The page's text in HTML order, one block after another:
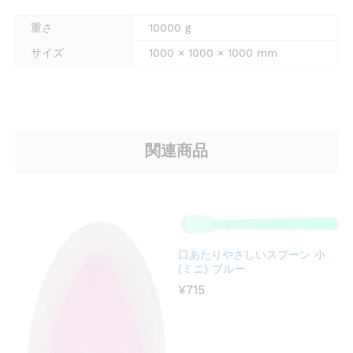
重さ
10000 g
サイズ
1000 × 1000 × 1000 mm
関連商品
口あたりやさしいスプーン 小
(ミニ) ブルー
¥715